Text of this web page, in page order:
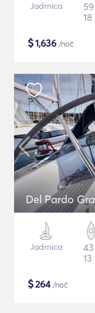
Jadrnica
18
$1,636 /noč
Del Pardo
Jadrnica
13
$264/noč